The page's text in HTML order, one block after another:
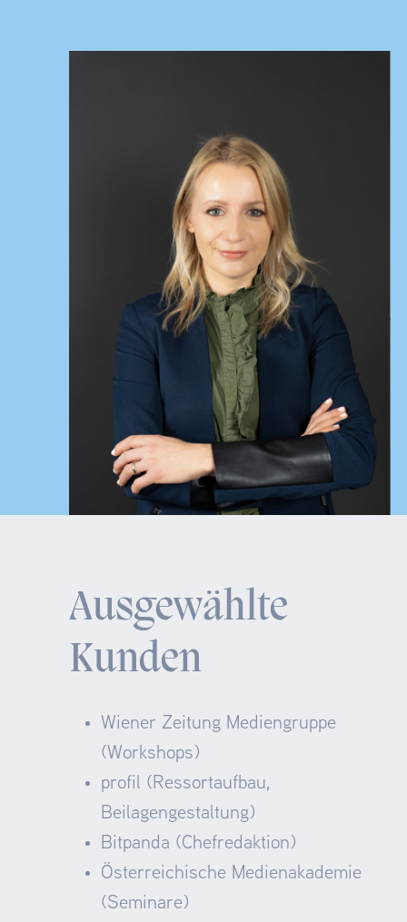
Ausgewählte
Kunden
Wiener Zeitung Mediengruppe
(Workshops)
profil (Ressortaufbau,
Beilagengestaltung)
Bitpanda (Chefredaktion)
Österreichische Medienakademie
(Seminare)